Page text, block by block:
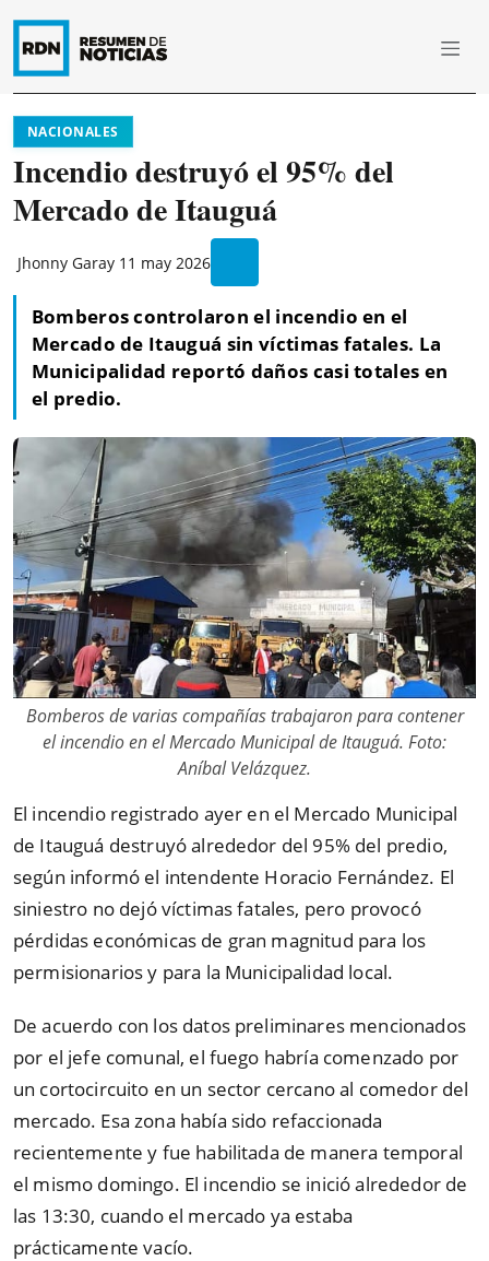
NACIONALES
Incendio destruyó el 95% del
Mercado de Itauguá
Jhonny Garay 11 may 2026
Bomberos controlaron el incendio en el
Mercado de Itauguá sin víctimas fatales. La
Municipalidad reportó daños casi totales en
el predio.
Bomberos de varias compañías trabajaron para contener
el incendio en el Mercado Municipal de Itauguá. Foto:
Aníbal Velázquez.
El incendio registrado ayer en el Mercado Municipal
de Itauguá destruyó alrededor del 95% del predio,
según informó el intendente Horacio Fernández. El
siniestro no dejó víctimas fatales, pero provocó
pérdidas económicas de gran magnitud para los
permisionarios y para la Municipalidad local.
De acuerdo con los datos preliminares mencionados
por el jefe comunal, el fuego habría comenzado por
un cortocircuito en un sector cercano al comedor del
mercado. Esa zona había sido refaccionada
recientemente y fue habilitada de manera temporal
el mismo domingo. El incendio se inició alrededor de
las 13:30, cuando el mercado ya estaba
prácticamente vacío.